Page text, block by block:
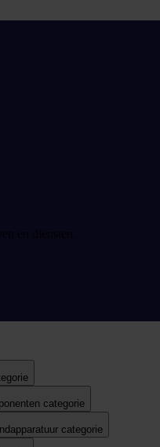
en diensten.
categorie
categorie